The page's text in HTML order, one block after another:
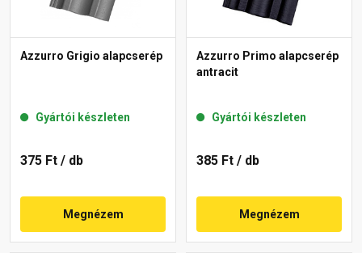
Azzurro Grigio alapcserép
Gyártói készleten
375 Ft / db
Megnézem
Azzurro Primo alapcserép
antracit
Gyártói készleten
385 Ft / db
Megnézem